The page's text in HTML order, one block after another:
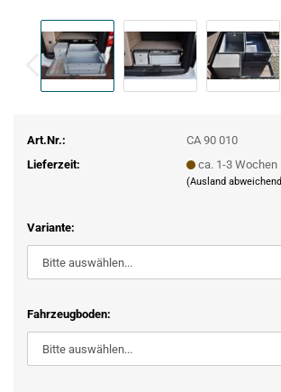
Art.Nr.:
CA 90 010
Lieferzeit:
ca. 1-3 Wochen
(Ausland
Variante:
Fahrzeugboden: